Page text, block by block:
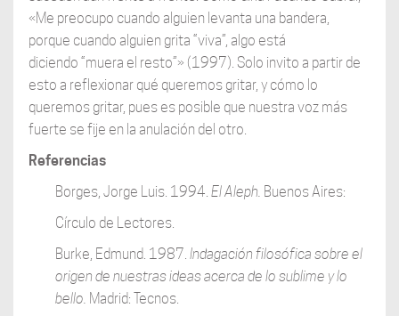
«Me preocupo cuando alguien levanta una bandera,
porque cuando alguien grita “viva”, algo está
diciendo “muera el resto”» (1997). Solo invito a partir de
esto a reflexionar qué queremos gritar, y cómo lo
queremos gritar, pues es posible que nuestra voz más
fuerte se fije en la anulación del otro.
Referencias
Borges, Jorge Luis. 1994. El Aleph. Buenos Aires:
Círculo de Lectores.
Burke, Edmund. 1987. Indagación filosófica sobre el
origen de nuestras ideas acerca de lo sublime y lo
bello. Madrid: Tecnos.